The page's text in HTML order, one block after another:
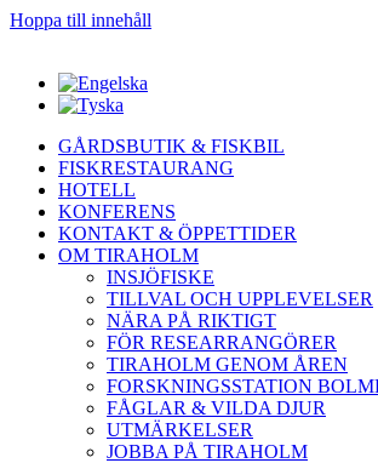
Hoppa till innehåll
GÅRDSBUTIK & FISKBIL
FISKRESTAURANG
HOTELL
KONFERENS
KONTAKT & ÖPPETTIDER
OM TIRAHOLM
INSJÖFISKE
TILLVAL OCH UPPLEVELSER
NÄRA PÅ RIKTIGT
FÖR RESEARRANGÖRER
TIRAHOLM GENOM ÅREN
FORSKNINGSSTATION
FÅGLAR & VILDA DJUR
UTMÄRKELSER
JOBBA PÅ TIRAHOLM